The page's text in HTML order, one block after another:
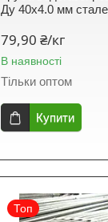
Ду 40х4.0 мм
79,90 ₴/кг
В наявності
Тільки оптом
Купити
Топ